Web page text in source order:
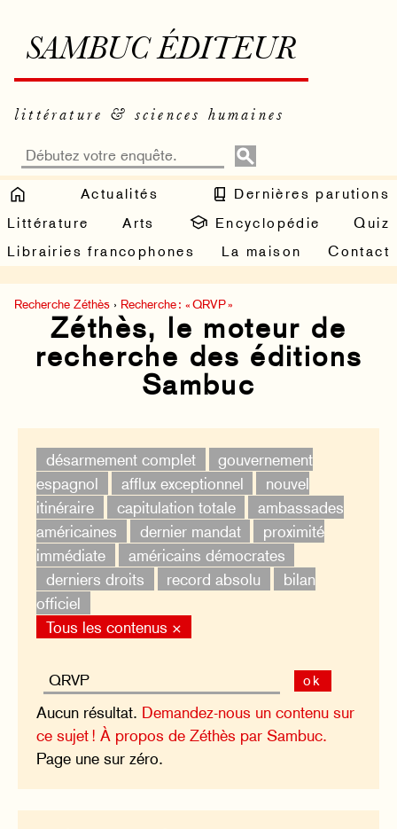
SAMBUC ÉDITEUR
littérature & sciences humaines
Actualités
Dernières parutions
Littérature
Arts Encyclopédie
Quiz
Librairies francophones
La maison Contact
Recherche Zéthès › Recherche : « QRVP »
Zéthès, le moteur de
recherche des éditions
Sambuc
désarmement complet
gouvernement
espagnol
afflux exceptionnel
nouvel
itinéraire
capitulation totale
ambassades
américaines
dernier mandat
proximité
immédiate
américains démocrates
derniers droits
record absolu
bilan
officiel
Tous les contenus ×
ok
Aucun résultat. Demandez-nous un contenu sur
ce sujet ! À propos de Zéthès par Sambuc.
Page une sur zéro.